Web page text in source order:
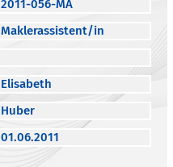
2011-056-MA
Maklerassistent/in
Elisabeth
Huber
01.06.2011